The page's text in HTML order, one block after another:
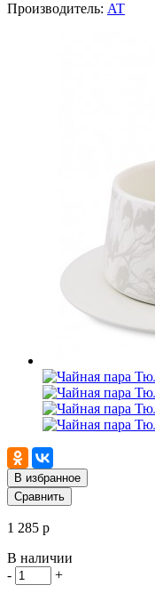
Производитель: AT
В избранное
Сравнить
1 285 р
В наличии
-
+